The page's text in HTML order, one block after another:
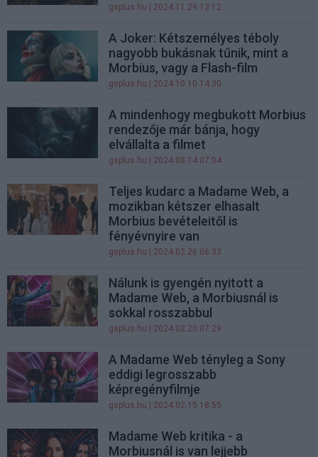
gsplus.hu | 2024.11.29 13:12
A Joker: Kétszemélyes téboly
nagyobb bukásnak tűnik, mint a
Morbius, vagy a Flash-film
gsplus.hu | 2024.10.10 14:30
A mindenhogy megbukott Morbius
rendezője már bánja, hogy
elvállalta a filmet
gsplus.hu | 2024.08.14 07:04
Teljes kudarc a Madame Web, a
mozikban kétszer elhasalt
Morbius bevételeitől is
fényévnyire van
gsplus.hu | 2024.02.26 06:33
Nálunk is gyengén nyitott a
Madame Web, a Morbiusnál is
sokkal rosszabbul
gsplus.hu | 2024.02.20 07:29
A Madame Web tényleg a Sony
eddigi legrosszabb
képregényfilmje
gsplus.hu | 2024.02.15 18:55
Madame Web kritika - a
Morbiusnál is van lejjebb